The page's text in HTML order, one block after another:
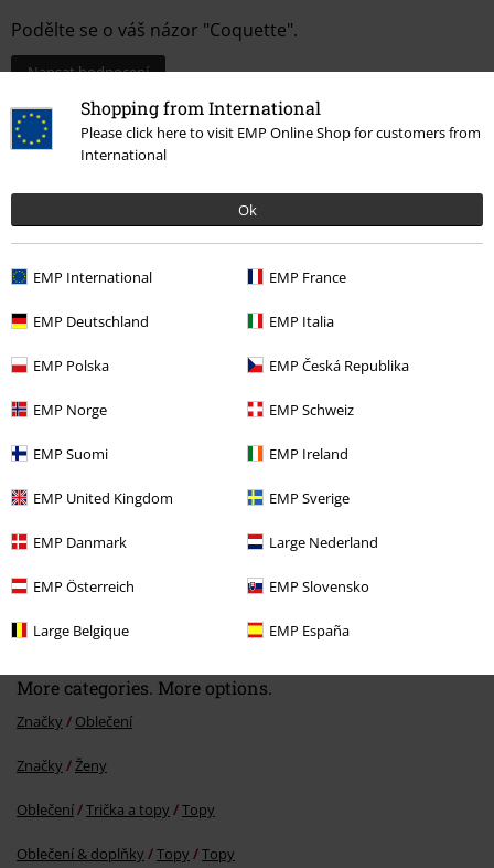
Shopping from International
Please click here to visit EMP Online Shop for customers from
International
Ok
EMP International EMP France
EMP Deutschland EMP Italia
EMP Polska EMP Česká Republika
EMP Norge EMP Schweiz
EMP Suomi EMP Ireland
EMP United Kingdom EMP Sverige
EMP Danmark Large Nederland
EMP Österreich EMP Slovensko
Large Belgique EMP España
Podělte se o váš názor "Coquette".
Napsat hodnocení
Kč 549,00
More categories. More options.
Značky Oblečení
Značky Ženy
Oblečení Trička a topy Topy
Oblečení & doplňky Topy Topy